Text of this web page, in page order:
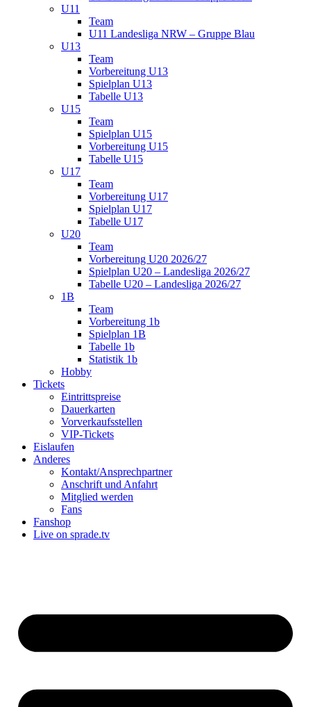
U11
Team
U11 Landesliga NRW – Gruppe Blau
U13
Team
Vorbereitung U13
Spielplan U13
Tabelle U13
U15
Team
Spielplan U15
Vorbereitung U15
Tabelle U15
U17
Team
Vorbereitung U17
Spielplan U17
Tabelle U17
U20
Team
Vorbereitung U20 2026/27
Spielplan U20 – Landesliga 2026/27
Tabelle U20 – Landesliga 2026/27
1B
Team
Vorbereitung 1b
Spielplan 1B
Tabelle 1b
Statistik 1b
Hobby
Tickets
Eintrittspreise
Dauerkarten
Vorverkaufsstellen
VIP-Tickets
Eislaufen
Anderes
Kontakt/Ansprechpartner
Anschrift und Anfahrt
Mitglied werden
Fans
Fanshop
Live on sprade.tv